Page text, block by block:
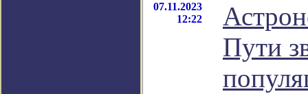
07.11.2023
12:22
Пути